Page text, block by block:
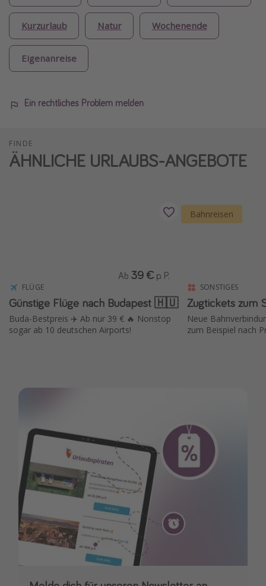
Kurzurlaub Natur Wochenende
Eigenanreise
Ein rechtliches Problem melden
FINDE
ÄHNLICHE URLAUBS-ANGEBOTE
FLÜGE
Günstige Flüge nach Budapest 🇭🇺
Buda-Bestpreis ✈️ Ab nur 39 € 🔥 Nonstop
sogar ab 10 deutschen Airports!
Ab 39 € p. P.
Bahnreisen
SONSTIGES
Zugtickets zum
Neue
zum Beispiel nach